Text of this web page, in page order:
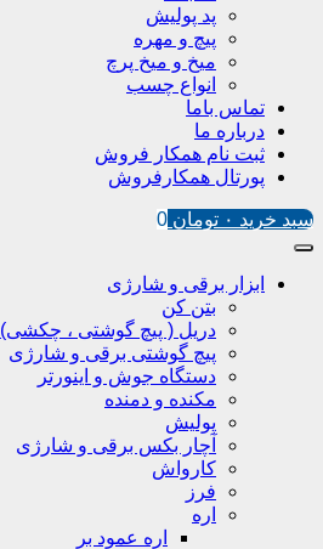
پد پولیش
پیچ و مهره
میخ و میخ پرچ
انواع چسب
تماس باما
درباره ما
ثبت نام همکار فروش
پورتال همکارفروش
سبد خرید ۰ تومان 0
ابزار برقی و شارژی
بتن کن
دریل ( پیچ گوشتی ، چکشی)
پیچ گوشتی برقی و شارژی
دستگاه جوش و اینورتر
مکنده و دمنده
پولیش
آچار بکس برقی و شارژی
کارواش
فرز
اره
اره عمود بر